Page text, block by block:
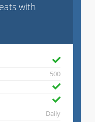
with
500
Daily